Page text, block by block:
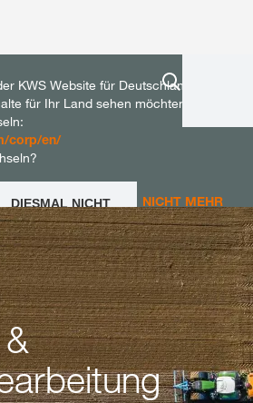
KWS Website für Deutschland.
für Ihr Land sehen möchten,
corp/en/
DIESMAL NICHT
WECHSELN
NICHT MEHR
FRAGEN